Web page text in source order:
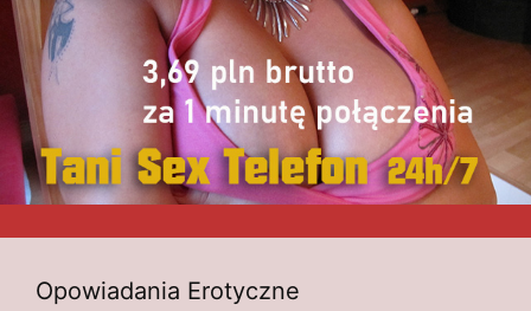
Opowiadania Erotyczne